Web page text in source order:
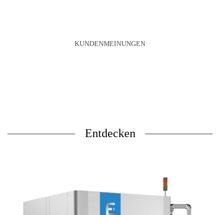
KUNDENMEINUNGEN
Entdecken